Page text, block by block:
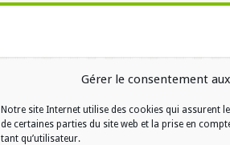
Gérer le consentement
Notre site Internet utilise des cookies qui assurent
de certaines parties du site web et la prise en
tant qu’utilisateur.
RÉALISATION